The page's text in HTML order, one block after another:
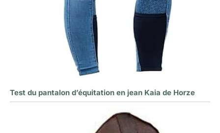
Test du pantalon d’équitation en jean Kaia de Horze